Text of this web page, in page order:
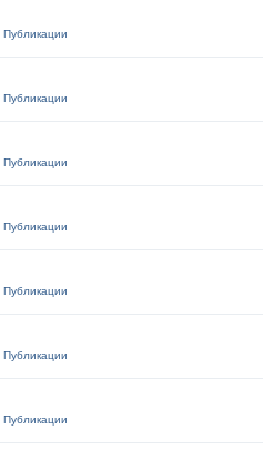
Публикации
Публикации
Публикации
Публикации
Публикации
Публикации
Публикации